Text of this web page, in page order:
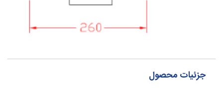
جزئیات محصول